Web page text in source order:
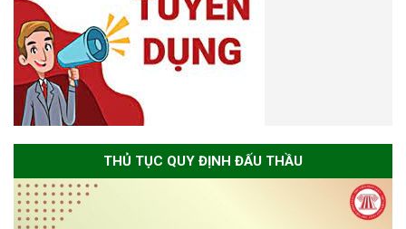
THỦ TỤC QUY ĐỊNH ĐẤU THẦU